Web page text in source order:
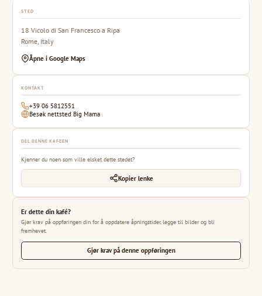
STED
18 Vicolo di San Francesco a Ripa
Rome, Italy
Åpne i Google Maps
KONTAKT
+39 06 5812551
Besøk nettsted Big Mama
DEL DENNE KAFEEN
Kjenner du noen som ville elsket dette stedet?
Kopier lenke
Er dette din kafé?
Gjør krav på oppføringen din for å oppdatere åpningstider, legge til bilder og bli
fremhevet.
Gjør krav på denne oppføringen